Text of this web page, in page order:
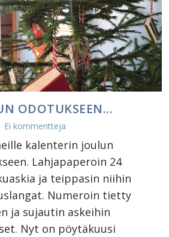
ODOTUKSEEN...
Ei kommentteja
kalenterin joulun
Lahjapaperoin 24
ja teippasin niihin
Numeroin tietty
ja sujautin askeihin
Nyt on pöytäkuusi